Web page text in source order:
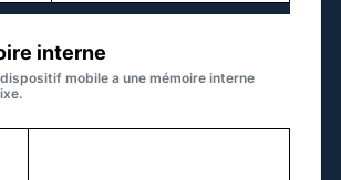
interne
mobile a une mémoire interne